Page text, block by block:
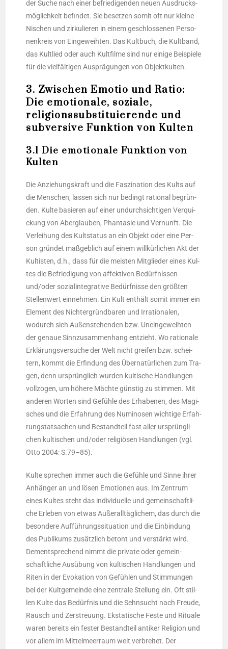
der Suche nach einer befrie­di­gen­den neu­en Aus­drucks­
mög­lich­keit befin­det. Sie beset­zen somit oft nur klei­ne
Nischen und zir­ku­lie­ren in einem geschlos­se­nen Per­so­
nen­kreis von Ein­ge­weih­ten. Das Kult­buch, die Kult­band,
das Kult­lied oder auch Kult­fil­me sind nur eini­ge Bei­spie­le
für die viel­fäl­ti­gen Aus­prä­gun­gen von Objektkulten.
3. Zwischen Emotio und Ratio:
Die emotionale, soziale,
religionssubstituierende und
subversive Funktion von Kulten
3.1 Die emotionale Funktion von
Kulten
Die Anzie­hungs­kraft und die Fas­zi­na­ti­on des Kults auf
die Men­schen, las­sen sich nur bedingt ratio­nal begrün­
den. Kul­te basie­ren auf einer undurch­sich­ti­gen Ver­qui­
ckung von Aber­glau­ben, Phan­ta­sie und Ver­nunft. Die
Ver­lei­hung des Kult­sta­tus an ein Objekt oder eine Per­
son grün­det maß­geb­lich auf einem will­kür­li­chen Akt der
Kul­tis­ten, d.h., dass für die meis­ten Mit­glie­der eines Kul­
tes die Befrie­di­gung von affek­ti­ven Bedürf­nis­sen
und/oder sozi­al­in­te­gra­ti­ve Bedürf­nis­se den größ­ten
Stel­len­wert ein­neh­men. Ein Kult ent­hält somit immer ein
Ele­ment des Nicht­er­gründ­ba­ren und Irra­tio­na­len,
wodurch sich Außen­ste­hen­den bzw. Unein­ge­weih­ten
der genaue Sinn­zu­sam­men­hang ent­zieht. Wo ratio­na­le
Erklä­rungs­ver­su­che der Welt nicht grei­fen bzw. schei­
tern, kommt die Erfin­dung des Über­na­tür­li­chen zum Tra­
gen, denn ursprüng­lich wur­den kul­ti­sche Hand­lun­gen
voll­zo­gen, um höhe­re Mäch­te güns­tig zu stim­men. Mit
ande­ren Wor­ten sind Gefüh­le des Erha­be­nen, des Magi­
sches und die Erfah­rung des Numi­no­sen wich­ti­ge Erfah­
rungs­tat­sa­chen und Bestand­teil fast aller ursprüng­li­
chen kul­ti­schen und/oder reli­giö­sen Hand­lun­gen (vgl.
Otto 2004: S.79–85).
Kul­te spre­chen immer auch die Gefüh­le und Sin­ne ihrer
Anhän­ger an und lösen Emo­tio­nen aus. Im Zen­trum
eines Kul­tes steht das indi­vi­du­el­le und gemein­schaft­li­
che Erle­ben von etwas Außer­all­täg­li­chem, das durch die
beson­de­re Auf­füh­rungs­si­tua­ti­on und die Ein­bin­dung
des Publi­kums zusätz­lich betont und ver­stärkt wird.
Dem­entspre­chend nimmt die pri­va­te oder gemein­
schaft­li­che Aus­übung von kul­ti­schen Hand­lun­gen und
Riten in der Evo­ka­ti­on von Gefüh­len und Stim­mun­gen
bei der Kult­ge­mein­de eine zen­tra­le Stel­lung ein. Oft stil­
len Kul­te das Bedürf­nis und die Sehn­sucht nach Freu­de,
Rausch und Zer­streu­ung. Eksta­ti­sche Fes­te und Ritua­le
waren bereits ein fes­ter Bestand­teil anti­ker Reli­gi­on und
vor allem im Mit­tel­meer­raum weit ver­brei­tet. Der